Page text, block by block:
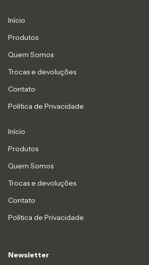
Início
Produtos
Quem Somos
Trocas e devoluções
Contato
Política de Privacidade
Início
Produtos
Quem Somos
Trocas e devoluções
Contato
Política de Privacidade
Newsletter